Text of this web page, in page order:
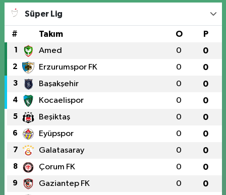
Süper Lig
# Takım O P
1 Amed 0 0
2 Erzurumspor FK 0 0
3 Başakşehir 0 0
4 Kocaelispor 0 0
5 Beşiktaş 0 0
6 Eyüpspor 0 0
7 Galatasaray 0 0
8 Çorum FK 0 0
9 Gaziantep FK 0 0